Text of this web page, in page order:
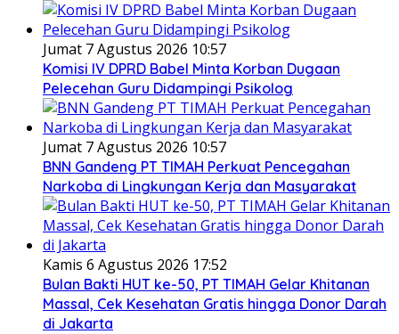
Jumat 7 Agustus 2026 10:57
Komisi IV DPRD Babel Minta Korban Dugaan
Pelecehan Guru Didampingi Psikolog
Jumat 7 Agustus 2026 10:57
BNN Gandeng PT TIMAH Perkuat Pencegahan
Narkoba di Lingkungan Kerja dan Masyarakat
Kamis 6 Agustus 2026 17:52
Bulan Bakti HUT ke-50, PT TIMAH Gelar Khitanan
Massal, Cek Kesehatan Gratis hingga Donor Darah
di Jakarta